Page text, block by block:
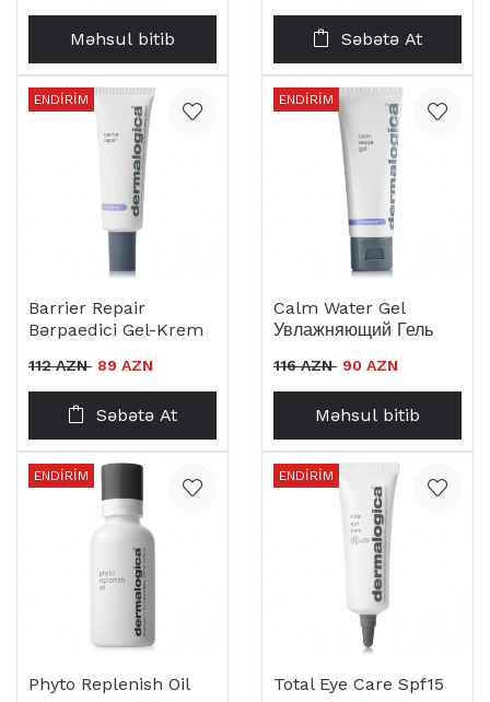
Məhsul bitib Səbətə At
ENDIRIM
Barrier Repair
Bərpaedici Gel-Krem
112 AZN 89 AZN
Səbətə At
ENDIRIM
Calm Water Gel
Увлажняющий Гель
116 AZN 90 AZN
Məhsul bitib
ENDIRIM
Phyto Replenish Oil
ENDIRIM
Total Eye Care Spf15